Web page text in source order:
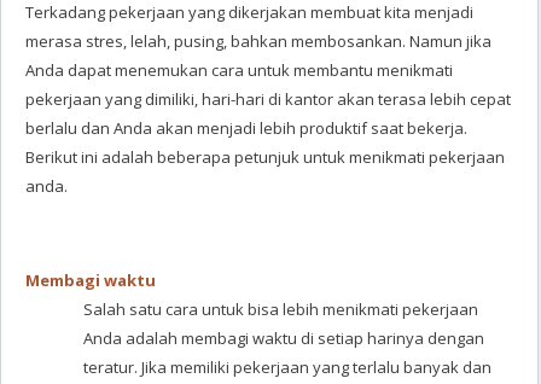
Terkadang pekerjaan yang dikerjakan membuat kita menjadi
merasa stres, lelah, pusing, bahkan membosankan. Namun jika
Anda dapat menemukan cara untuk membantu menikmati
pekerjaan yang dimiliki, hari-hari di kantor akan terasa lebih cepat
berlalu dan Anda akan menjadi lebih produktif saat bekerja.
Berikut ini adalah beberapa petunjuk untuk menikmati pekerjaan
anda.
Membagi waktu
Salah satu cara untuk bisa lebih menikmati pekerjaan
Anda adalah membagi waktu di setiap harinya dengan
teratur. Jika memiliki pekerjaan yang terlalu banyak dan